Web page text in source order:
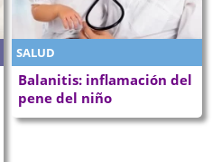
SALUD
Balanitis: inflamación del
pene del niño